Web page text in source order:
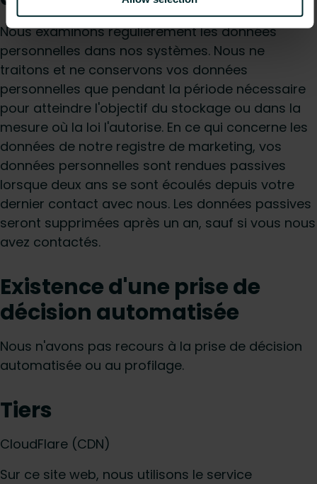
Nous examinons régulièrement les données
personnelles dans nos systèmes. Nous ne
traitons et ne conservons vos données
personnelles que pendant la période nécessaire
pour atteindre l'objectif du stockage ou dans la
mesure où la loi l'autorise. En ce qui concerne les
données de notre registre de marketing, vos
données personnelles sont rendues passives
lorsque deux ans se sont écoulés depuis votre
dernier contact avec nous. Les données passives
seront supprimées après un an, sauf si vous nous
avez contactés.
Existence d'une prise de
décision automatisée
Nous n'avons pas recours à la prise de décision
automatisée ou au profilage.
Tiers
CloudFlare (CDN)
Sur ce site web, nous utilisons le service